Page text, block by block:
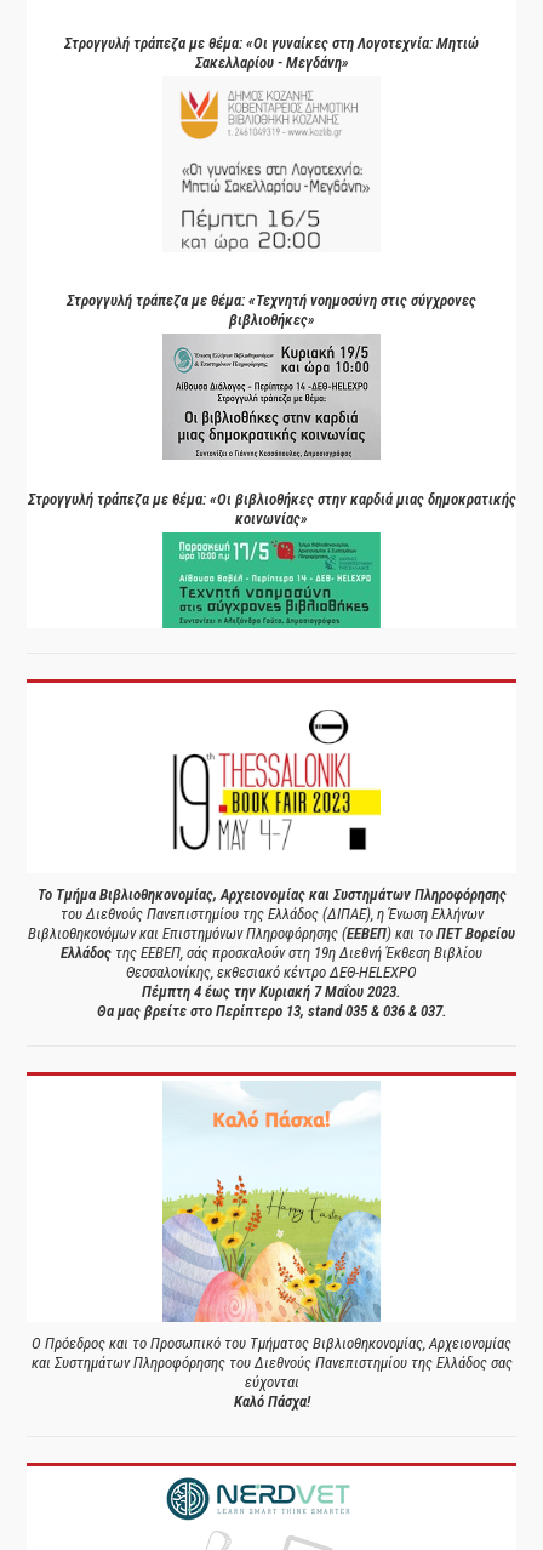
Στρογγυλή τράπεζα με θέμα: «Οι γυναίκες στη Λογοτεχνία: Μητιώ
Σακελλαρίου - Μεγδάνη»
Στρογγυλή τράπεζα με θέμα: «Τεχνητή νοημοσύνη στις σύγχρονες
βιβλιοθήκες»
Στρογγυλή τράπεζα με θέμα: «Οι βιβλιοθήκες στην καρδιά μιας δημοκρατικής
κοινωνίας»
Το Τμήμα Βιβλιοθηκονομίας, Αρχειονομίας και Συστημάτων Πληροφόρησης
του Διεθνούς Πανεπιστημίου της Ελλάδος (ΔΙΠΑΕ), η Ένωση Ελλήνων
Βιβλιοθηκονόμων και Επιστημόνων Πληροφόρησης (ΕΕΒΕΠ) και το ΠΕΤ Βορείου
Ελλάδος της ΕΕΒΕΠ, σάς προσκαλούν στη 19η Διεθνή Έκθεση Βιβλίου
Θεσσαλονίκης, εκθεσιακό κέντρο ΔΕΘ-HELEXPO
Πέμπτη 4 έως την Κυριακή 7 Μαΐου 2023.
Θα μας βρείτε στο Περίπτερο 13, stand 035 & 036 & 037.
Ο Πρόεδρος και το Προσωπικό του Τμήματος Βιβλιοθηκονομίας, Αρχειονομίας
και Συστημάτων Πληροφόρησης του Διεθνούς Πανεπιστημίου της Ελλάδος σας
εύχονται
Καλό Πάσχα!